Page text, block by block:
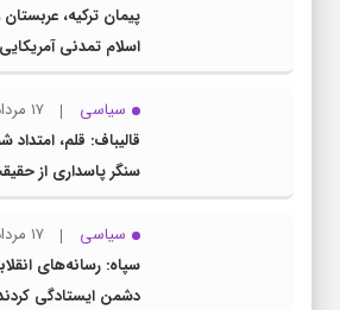
پیمان ترکیه،
اسلام تمدنی
سیاسی
۱۷ مرداد ۱۴۰۵
قالیباف: قلم،
سنگر پاسداری از
سیاسی
۱۷ مرداد ۱۴۰۵
سپاه: رسانه‌های
دشمن ایستادگی